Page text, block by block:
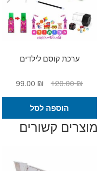
ערכת קוסם לילדים
120.00₪
המחיר
המקורי
היה:
120.00 ₪.
99.00 ₪
המחיר
₪.
הוספה לסל
מוצרים קשורים